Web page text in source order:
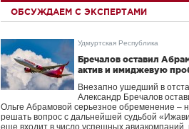
ОБСУЖДАЕМ С ЭКСПЕРТАМИ
Удмуртская Республика
Бречалов оставил
актив и имиджевую
Внезапно ушедший в
Александр Бречалов
Ольге Абрамовой серьезное обременение –
решать вопрос с дальнейшей судьбой
еще входит в число успешных авиакомпаний,